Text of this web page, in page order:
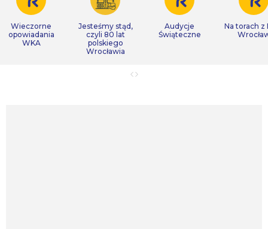
Wieczorne
opowiadania
WKA
Jesteśmy stąd,
czyli 80 lat
polskiego
Wrocławia
Audycje
Świąteczne
Na torach z